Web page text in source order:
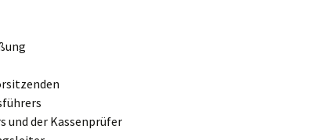
und der Kassenprüfer